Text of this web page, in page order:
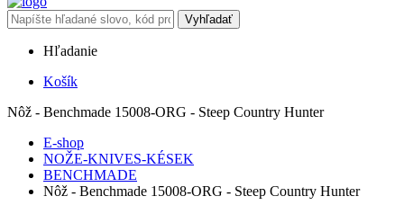
Vyhľadať
Hľadanie
Košík
Nôž - Benchmade 15008-ORG - Steep Country Hunter
E-shop
NOŽE-KNIVES-KÉSEK
BENCHMADE
Nôž - Benchmade 15008-ORG - Steep Country Hunter